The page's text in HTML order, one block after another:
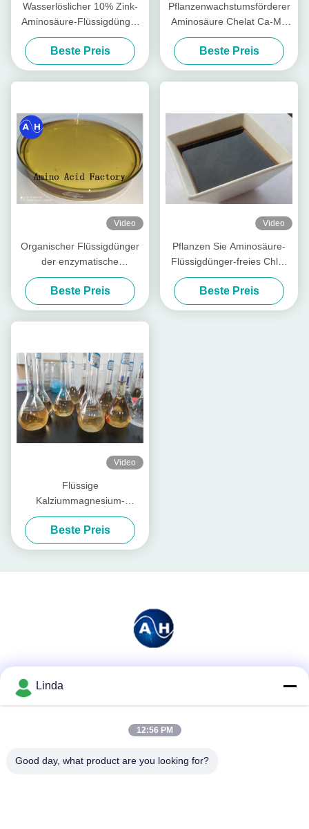
Wasserlöslicher 10% Zink-
Aminosäure-Flüssigdünger
PH8
Beste Preis
Pflanzenwachstumsförderer
Aminosäure Chelat Ca-Mg
Flüssiger organischer
Dünger speziell für
Obstbäume
Beste Preis
Video
Organischer Flüssigdünger
der enzymatische
Hydrolyseprozeßaminosäure-
50%
Beste Preis
Video
Pflanzen Sie Aminosäure-
Flüssigdünger-freies Chlor
des Quell30% der
Verpackung 1L
Beste Preis
Video
Flüssige
Kalziummagnesium-
Düngemittel-Aminosäure
chelierte
Beste Preis
Linda
12:56 PM
Good day, what product are you looking for?